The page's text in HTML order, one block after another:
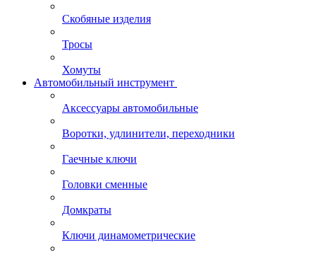
Скобяные изделия
Тросы
Хомуты
Автомобильный инструмент
Аксессуары автомобильные
Воротки, удлинители, переходники
Гаечные ключи
Головки сменные
Домкраты
Ключи динамометрические